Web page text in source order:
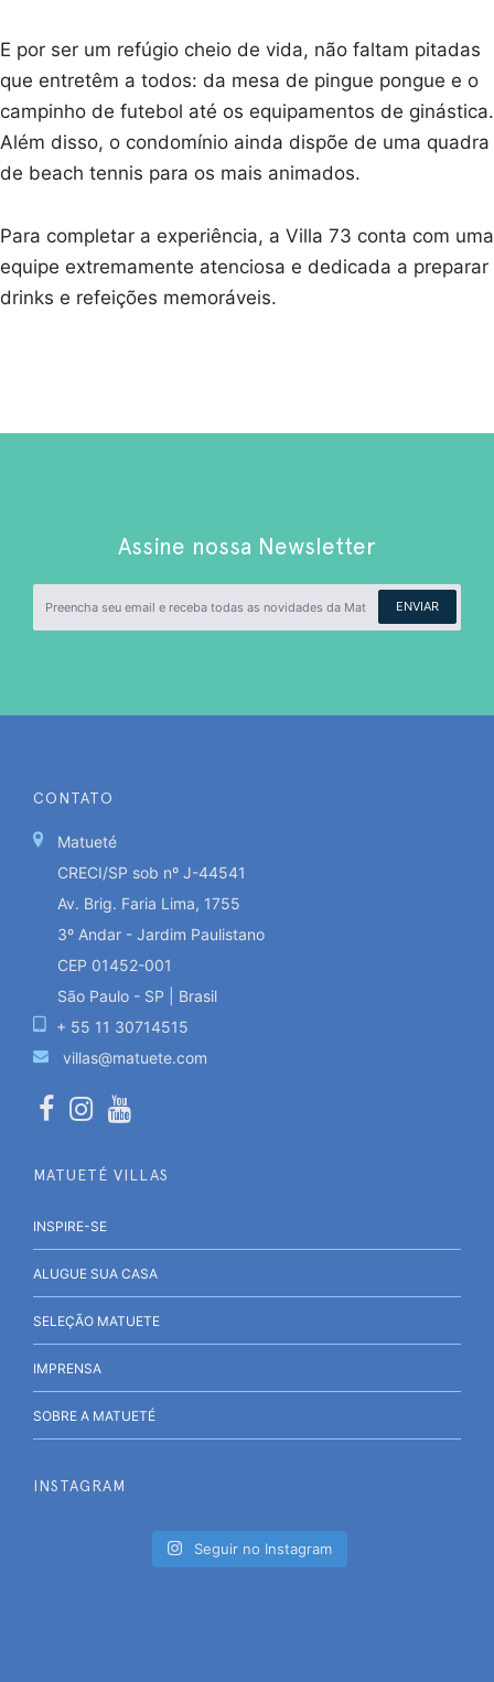
E por ser um refúgio cheio de vida, não faltam pitadas
que entretêm a todos: da mesa de pingue pongue e o
campinho de futebol até os equipamentos de ginástica.
Além disso, o condomínio ainda dispõe de uma quadra
de beach tennis para os mais animados.
Para completar a experiência, a Villa 73 conta com uma
equipe extremamente atenciosa e dedicada a preparar
drinks e refeições memoráveis.
Assine nossa Newsletter
ENVIAR
CONTATO
Matueté
CRECI/SP sob nº J-44541
Av. Brig. Faria Lima, 1755
3º Andar - Jardim Paulistano
CEP 01452-001
São Paulo - SP | Brasil
+ 55 11 30714515
villas@matuete.com
MATUETÉ VILLAS
INSPIRE-SE
ALUGUE SUA CASA
SELEÇÃO MATUETE
IMPRENSA
SOBRE A MATUETÉ
INSTAGRAM
Seguir no Instagram